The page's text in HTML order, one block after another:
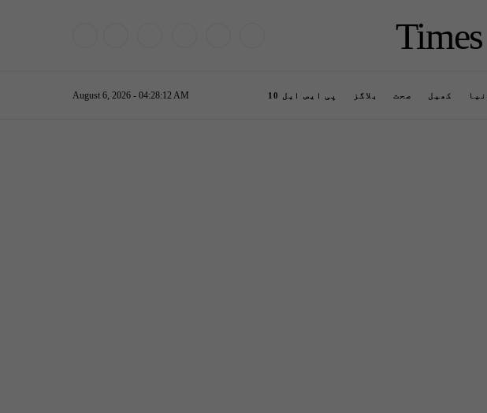
کھیل صحت بلاگز پی ایس ایل 10 August 6, 2026 - 04:28:12 AM